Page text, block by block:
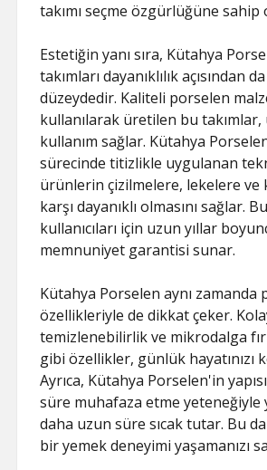
takımı seçme özgürlüğüne
Estetiğin yanı sıra, Kütahya
takımları dayanıklılık açısından
düzeydedir. Kaliteli porselen
kullanılarak üretilen bu
kullanım sağlar. Kütahya
sürecinde titizlikle uygulanan
ürünlerin çizilmelere, lekelere ve
karşı dayanıklı olmasını sağlar.
kullanıcıları için uzun yıllar
memnuniyet garantisi sunar.
Kütahya Porselen aynı zamanda
özellikleriyle de dikkat çeker.
temizlenebilirlik ve mikrodalga
gibi özellikler, günlük hayatınızı
Ayrıca, Kütahya Porselen'in
süre muhafaza etme yeteneğiyle
daha uzun süre sıcak tutar. Bu
bir yemek deneyimi yaşamanızı